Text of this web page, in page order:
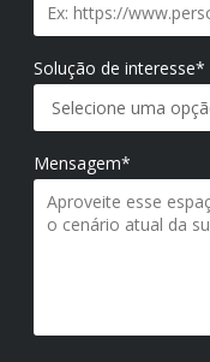
Solução de interesse*
Mensagem*